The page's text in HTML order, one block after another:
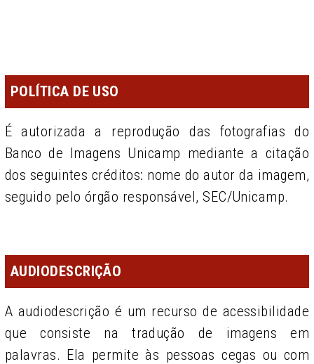
POLÍTICA DE USO
É autorizada a reprodução das fotografias do
Banco de Imagens Unicamp mediante a citação
dos seguintes créditos: nome do autor da imagem,
seguido pelo órgão responsável, SEC/Unicamp.
AUDIODESCRIÇÃO
A audiodescrição é um recurso de acessibilidade
que consiste na tradução de imagens em
palavras. Ela permite às pessoas cegas ou com